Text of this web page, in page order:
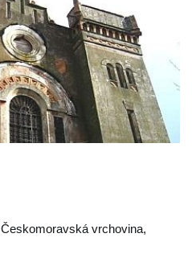
Českomoravská vrchovina,